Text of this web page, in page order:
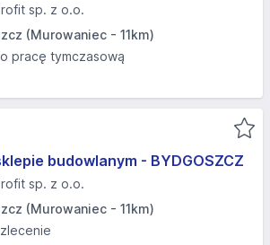
sp. z o.o.
(Murowaniec - 11km)
pracę tymczasową
budowlanym - BYDGOSZCZ
sp. z o.o.
(Murowaniec - 11km)